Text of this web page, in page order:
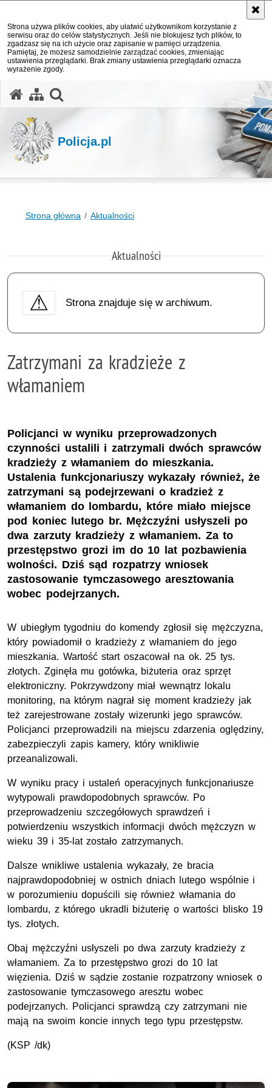
Strona używa plików cookies, aby ułatwić użytkownikom korzystanie z
serwisu oraz do celów statystycznych. Jeśli nie blokujesz tych plików, to
zgadzasz się na ich użycie oraz zapisanie w pamięci urządzenia.
Pamiętaj, że możesz samodzielnie zarządzać cookies, zmieniając
ustawienia przeglądarki. Brak zmiany ustawienia przeglądarki oznacza
wyrażenie zgody.
Policja.pl
Strona główna Aktualności
Aktualności
Strona znajduje się w archiwum.
Zatrzymani za kradzieże z
włamaniem
Policjanci w wyniku przeprowadzonych
czynności ustalili i zatrzymali dwóch sprawców
kradzieży z włamaniem do mieszkania.
Ustalenia funkcjonariuszy wykazały również, że
zatrzymani są podejrzewani o kradzież z
włamaniem do lombardu, które miało miejsce
pod koniec lutego br. Mężczyźni usłyszeli po
dwa zarzuty kradzieży z włamaniem. Za to
przestępstwo grozi im do 10 lat pozbawienia
wolności. Dziś sąd rozpatrzy wniosek
zastosowanie tymczasowego aresztowania
wobec podejrzanych.
W ubiegłym tygodniu do komendy zgłosił się mężczyzna,
który powiadomił o kradzieży z włamaniem do jego
mieszkania. Wartość start oszacował na ok. 25 tys.
złotych. Zginęła mu gotówka, biżuteria oraz sprzęt
elektroniczny. Pokrzywdzony miał wewnątrz lokalu
monitoring, na którym nagrał się moment kradzieży jak
też zarejestrowane zostały wizerunki jego sprawców.
Policjanci przeprowadzili na miejscu zdarzenia oględziny,
zabezpieczyli zapis kamery, który wnikliwie
przeanalizowali.
W wyniku pracy i ustaleń operacyjnych funkcjonariusze
wytypowali prawdopodobnych sprawców. Po
przeprowadzeniu szczegółowych sprawdzeń i
potwierdzeniu wszystkich informacji dwóch mężczyzn w
wieku 39 i 35-lat zostało zatrzymanych.
Dalsze wnikliwe ustalenia wykazały, że bracia
najprawdopodobniej w ostnich dniach lutego wspólnie i
w porozumieniu dopuścili się również włamania do
lombardu, z którego ukradli biżuterię o wartości blisko 19
tys. złotych.
Obaj mężczyźni usłyszeli po dwa zarzuty kradzieży z
włamaniem. Za to przestępstwo grozi do 10 lat
więzienia. Dziś w sądzie zostanie rozpatrzony wniosek o
zastosowanie tymczasowego aresztu wobec
podejrzanych. Policjanci sprawdzą czy zatrzymani nie
mają na swoim koncie innych tego typu przestępstw.
(KSP /dk)